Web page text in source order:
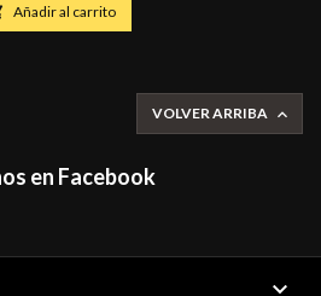
Añadir al carrito
VOLVER ARRIBA 
en Facebook
